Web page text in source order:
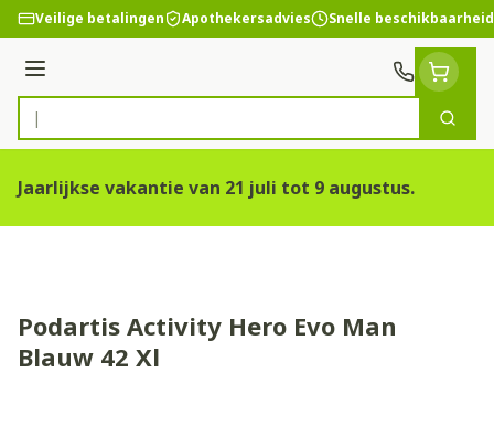
Ga naar de inhoud
Veilige betalingen Apothekersadvies Snelle beschikbaarheid
Menu
Product, merk, categorie...
Zoek
Jaarlijkse vakantie van 21 juli tot 9 augustus.
Podartis Activity Hero Evo Man
Blauw 42 Xl